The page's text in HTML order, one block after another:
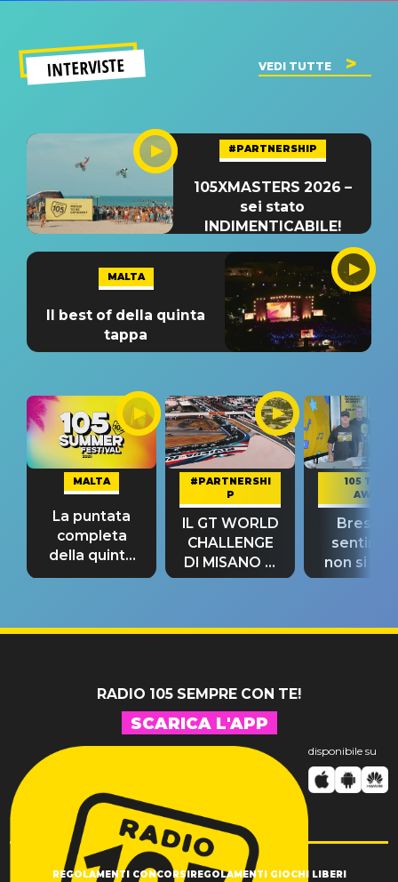
INTERVISTE VEDI TUTTE
#PARTNERSHIP
105XMASTERS 2026 –
sei stato
INDIMENTICABILE!
MALTA
Il best of della quinta
tappa
MALTA
La puntata
completa
della quinta
tappa
#PARTNERSHI
P
IL GT WORLD
CHALLENGE
DI MISANO si
riconferma
105 TAKE
AWAY
Bresh:
non si
fino alla
RADIO 105 SEMPRE CON TE!
SCARICA L'APP
disponibile su
REGOLAMENTI CONCORSI REGOLAMENTI GIOCHI LIBERI